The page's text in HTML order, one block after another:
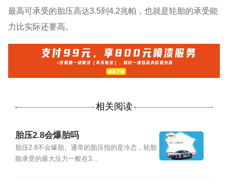
最高可承受的胎压高达3.5到4.2兆帕，也就是轮胎的承受能
力比实际还要高。
相关阅读
胎压2.8会爆胎吗
胎压2.8不会爆胎。通常的胎压指的是冷态，轮胎
能承受的最大压力一般在3...